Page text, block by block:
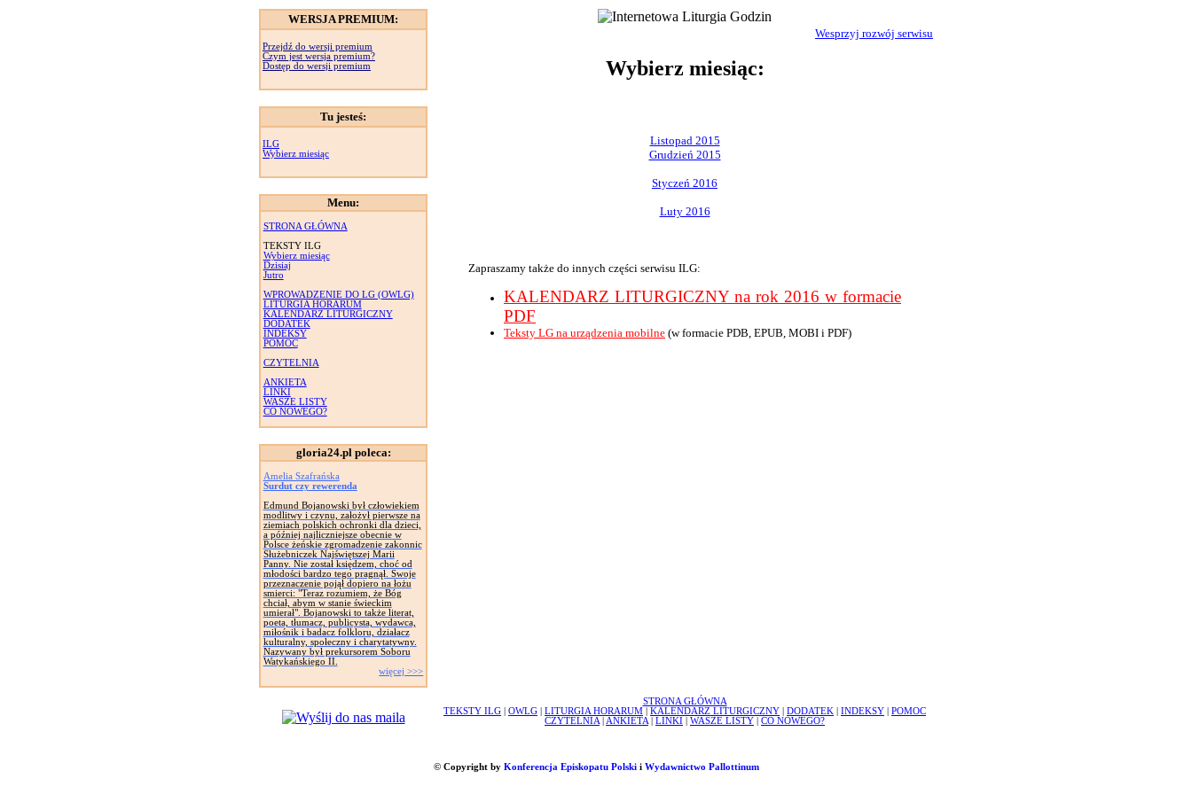
WERSJA PREMIUM:
Przejdź do wersji premium
Czym jest wersja premium?
Dostęp do wersji premium
Tu jesteś:
ILG
Wybierz miesiąc
Menu:
STRONA GŁÓWNA
TEKSTY ILG
Wybierz miesiąc
Dzisiaj
Jutro
WPROWADZENIE DO LG (OWLG)
LITURGIA HORARUM
KALENDARZ LITURGICZNY
DODATEK
INDEKSY
POMOC
CZYTELNIA
ANKIETA
LINKI
WASZE LISTY
CO NOWEGO?
gloria24.pl poleca:
Amelia Szafrańska
Surdut czy rewerenda
Edmund Bojanowski był człowiekiem
modlitwy i czynu, założył pierwsze na
ziemiach polskich ochronki dla dzieci,
a później najliczniejsze obecnie w
Polsce żeńskie zgromadzenie zakonnic
Służebniczek Najświętszej Marii
Panny. Nie został księdzem, choć od
młodości bardzo tego pragnął. Swoje
przeznaczenie pojął dopiero na łożu
smierci: "Teraz rozumiem, że Bóg
chciał, abym w stanie świeckim
umierał". Bojanowski to także literat,
poeta, tłumacz, publicysta, wydawca,
miłośnik i badacz folkloru, działacz
kulturalny, społeczny i charytatywny.
Nazywany był prekursorem Soboru
Watykańskiego II.
więcej >>>
Wesprzyj rozwój serwisu
Wybierz miesiąc:
Listopad 2015
Grudzień 2015
Styczeń 2016
Luty 2016
Zapraszamy także do innych części serwisu ILG:
KALENDARZ LITURGICZNY na rok 2016 w formacie
PDF
Teksty LG na urządzenia mobilne (w formacie PDB, EPUB, MOBI i PDF)
STRONA GŁÓWNA
TEKSTY ILG
OWLG LITURGIA HORARUM KALENDARZ LITURGICZNY DODATEK INDEKSY
POMOC
CZYTELNIA
ANKIETA LINKI WASZE LISTY CO NOWEGO?
© Copyright by Konferencja Episkopatu Polskii Wydawnictwo Pallottinum